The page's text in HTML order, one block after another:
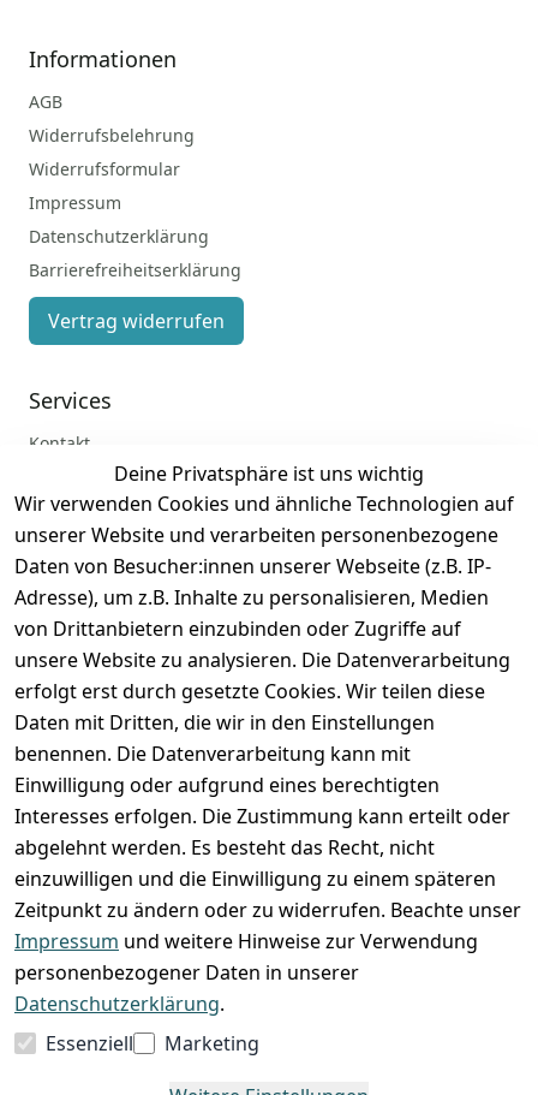
Deine Privatsphäre ist uns wichtig
Wir verwenden Cookies und ähnliche Technologien auf
unserer Website und verarbeiten personenbezogene
Daten von Besucher:innen unserer Webseite (z.B. IP-
Adresse), um z.B. Inhalte zu personalisieren, Medien
von Drittanbietern einzubinden oder Zugriffe auf
unsere Website zu analysieren. Die Datenverarbeitung
erfolgt erst durch gesetzte Cookies. Wir teilen diese
Daten mit Dritten, die wir in den Einstellungen
benennen. Die Datenverarbeitung kann mit
Einwilligung oder aufgrund eines berechtigten
Interesses erfolgen. Die Zustimmung kann erteilt oder
abgelehnt werden. Es besteht das Recht, nicht
einzuwilligen und die Einwilligung zu einem späteren
Zeitpunkt zu ändern oder zu widerrufen. Beachte unser
Impressum und weitere Hinweise zur Verwendung
personenbezogener Daten in unserer
Datenschutzerklärung.
Essenziell
Marketing
Informationen
AGB
Widerrufsbelehrung
Widerrufsformular
Impressum
Datenschutzerklärung
Barrierefreiheitserklärung
Vertrag widerrufen
Services
Kontakt
Registrieren
Zahlung und Versand
VORKASSE RECHNUNG